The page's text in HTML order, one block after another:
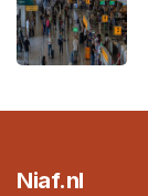
Niaf.nl